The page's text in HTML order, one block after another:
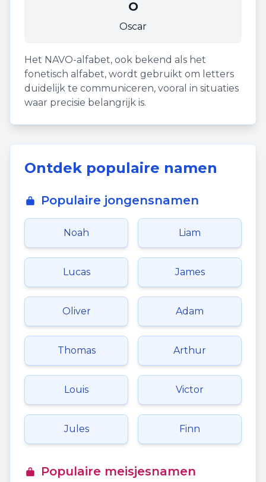
O
Oscar
Het NAVO-alfabet, ook bekend als het
fonetisch alfabet, wordt gebruikt om letters
duidelijk te communiceren, vooral in situaties
waar precisie belangrijk is.
Ontdek populaire namen
Populaire jongensnamen
Noah Liam
Lucas James
Oliver Adam
Thomas Arthur
Louis Victor
Jules Finn
Populaire meisjesnamen